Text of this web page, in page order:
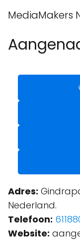
MediaMakers
Adres:
Nederland.
Telefoon:
Website: